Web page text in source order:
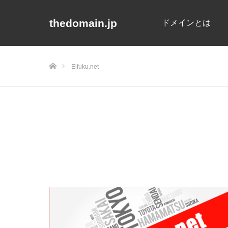
thedomain.jp ドメインとは
Eifuku.net